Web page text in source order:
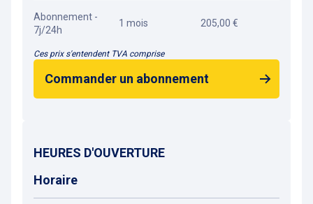
Abonnement -
7j/24h
1 mois 205,00 €
Ces prix s'entendent TVA comprise
Commander un abonnement
HEURES D'OUVERTURE
Horaire